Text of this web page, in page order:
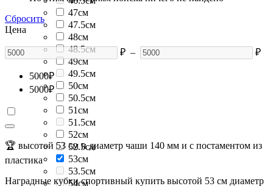
47см
47.5см
48см
48.5см
49см
49.5см
50см
50.5см
51см
51.5см
52см
52.5см
53см
53.5см
54см
Сбросить
Цена
₽ – ₽
5000₽
5000₽
🏆 высотой 53 см и диаметр чаши 140 мм и с постаментом из
пластика
Наградные кубки спортивный купить высотой 53 см диаметр